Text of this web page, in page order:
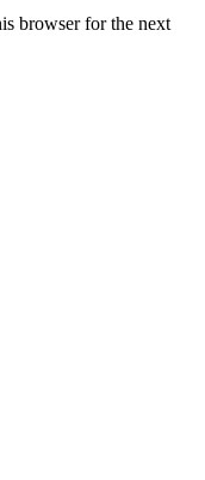
browser for the next